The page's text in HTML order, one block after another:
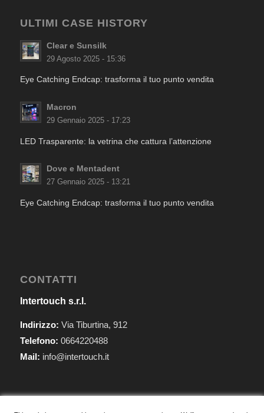
ULTIMI CASE HISTORY
Clear e Sunsilk
29 Agosto 2025 - 15:36
Eye Catching Endcap: trasforma il tuo punto vendita
Macron
29 Gennaio 2025 - 17:23
LED Trasparente: la vetrina che cattura l’attenzione
Dove e Mentadent
27 Gennaio 2025 - 13:21
Eye Catching Endcap: trasforma il tuo punto vendita
CONTATTI
Intertouch s.r.l.
Indirizzo: Via Tiburtina, 912
Telefono: 0664220488
Mail: info@intertouch.it